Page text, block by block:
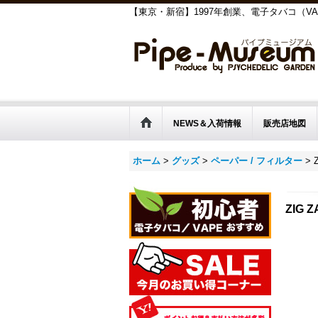
【東京・新宿】1997年創業、電子タバコ（
NEWS＆入荷情報 販売店地図
ホーム > グッズ > ペーパー / フィルター >
ZIG